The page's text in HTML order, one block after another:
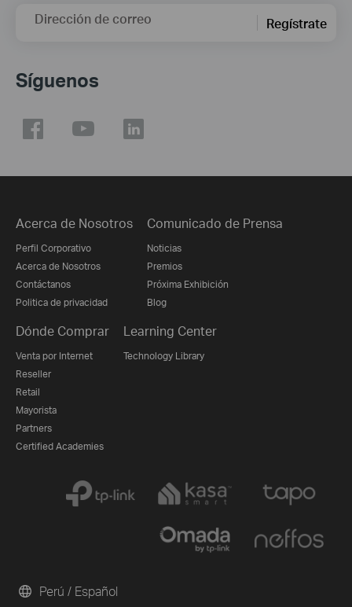
Dirección de correo Regístrate
Síguenos
Acerca de Nosotros
Perfil Corporativo
Acerca de Nosotros
Contáctanos
Politica de privacidad
Comunicado de Prensa
Noticias
Premios
Próxima Exhibición
Blog
Dónde Comprar
Venta por Internet
Reseller
Retail
Mayorista
Partners
Certified Academies
Learning Center
Technology Library
Perú / Español